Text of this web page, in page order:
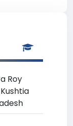
Roy